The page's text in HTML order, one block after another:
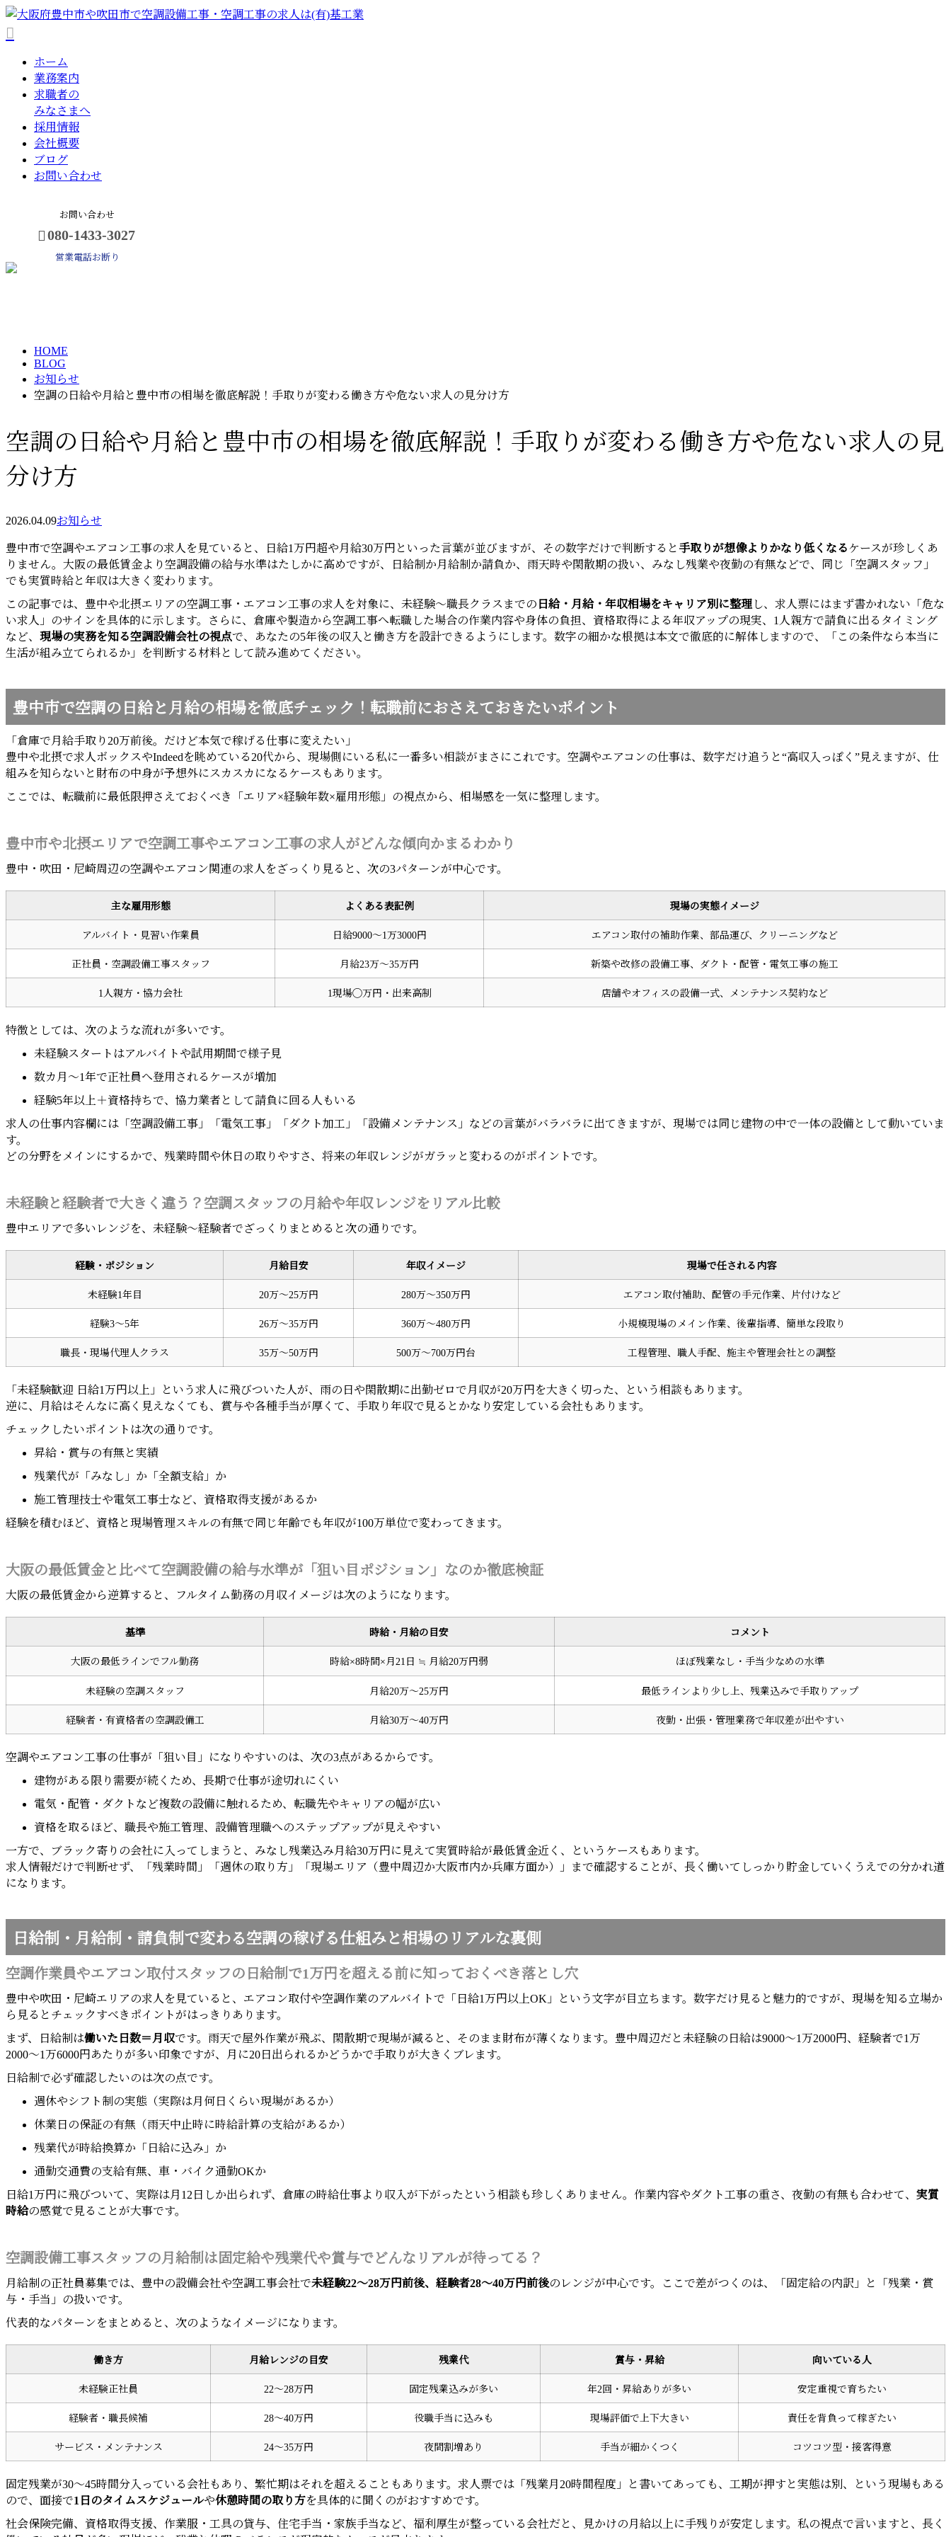
ホーム
業務案内
求職者の
みなさまへ
採用情報
会社概要
ブログ
お問い合わせ
お問い合わせ
080-1433-3027
営業電話お断り
HOME
BLOG
お知らせ
空調の日給や月給と豊中市の相場を徹底解説！手取りが変わる働き方や危ない求人の見分け方
空調の日給や月給と豊中市の相場を徹底解説！手取りが変わる働き方や危ない求人の見
分け方
2026.04.09お知らせ
豊中市で空調やエアコン工事の求人を見ていると、日給1万円超や月給30万円といった言葉が並びますが、その数字だけで判断すると 手取りが想像よりかなり低くなるケースが珍しくあ
りません。大阪の最低賃金より空調設備の給与水準はたしかに高めですが、日給制か月給制か請負か、雨天時や閑散期の扱い、みなし残業や夜勤の有無などで、同じ「空調スタッフ」
でも実質時給と年収は大きく変わります。
この記事では、豊中や北摂エリアの空調工事・エアコン工事の求人を対象に、未経験〜職長クラスまでの 日給・月給・年収相場をキャリア別に整理 し、求人票にはまず書かれない「危な
い求人」のサインを具体的に示します。さらに、倉庫や製造から空調工事へ転職した場合の作業内容や身体の負担、資格取得による年収アップの現実、1人親方で請負に出るタイミング
など、 現場の実務を知る空調設備会社の視点で、あなたの5年後の収入と働き方を設計できるようにします。数字の細かな根拠は本文で徹底的に解体しますので、「この条件なら本当に
生活が組み立てられるか」を判断する材料として読み進めてください。
豊中市で空調の日給と月給の相場を徹底チェック！転職前におさえておきたいポイント
「倉庫で月給手取り20万前後。だけど本気で稼げる仕事に変えたい」
豊中や北摂で求人ボックスやIndeedを眺めている20代から、現場側にいる私に一番多い相談がまさにこれです。空調やエアコンの仕事は、数字だけ追うと“高収入っぽく”見えますが、仕
組みを知らないと財布の中身が予想外にスカスカになるケースもあります。
ここでは、転職前に最低限押さえておくべき「エリア×経験年数×雇用形態」の視点から、相場感を一気に整理します。
豊中市や北摂エリアで空調工事やエアコン工事の求人がどんな傾向かまるわかり
豊中・吹田・尼崎周辺の空調やエアコン関連の求人をざっくり見ると、次の3パターンが中心です。
主な雇用形態 よくある表記例 現場の実態イメージ
アルバイト・見習い作業員 日給9000〜1万3000円 エアコン取付の補助作業、部品運び、クリーニングなど
正社員・空調設備工事スタッフ 月給23万〜35万円 新築や改修の設備工事、ダクト・配管・電気工事の施工
1人親方・協力会社 1現場◯万円・出来高制 店舗やオフィスの設備一式、メンテナンス契約など
特徴としては、次のような流れが多いです。
未経験スタートはアルバイトや試用期間で様子見
数カ月〜1年で正社員へ登用されるケースが増加
経験5年以上＋資格持ちで、協力業者として請負に回る人もいる
求人の仕事内容欄には「空調設備工事」「電気工事」「ダクト加工」「設備メンテナンス」などの言葉がバラバラに出てきますが、現場では同じ建物の中で一体の設備として動いていま
す。
どの分野をメインにするかで、残業時間や休日の取りやすさ、将来の年収レンジがガラッと変わるのがポイントです。
未経験と経験者で大きく違う？空調スタッフの月給や年収レンジをリアル比較
豊中エリアで多いレンジを、未経験〜経験者でざっくりまとめると次の通りです。
経験・ポジション 月給目安 年収イメージ 現場で任される内容
未経験1年目 20万〜25万円 280万〜350万円 エアコン取付補助、配管の手元作業、片付けなど
経験3〜5年 26万〜35万円 360万〜480万円 小規模現場のメイン作業、後輩指導、簡単な段取り
職長・現場代理人クラス 35万〜50万円 500万〜700万円台 工程管理、職人手配、施主や管理会社との調整
「未経験歓迎 日給1万円以上」という求人に飛びついた人が、雨の日や閑散期に出勤ゼロで月収が20万円を大きく切った、という相談もあります。
逆に、月給はそんなに高く見えなくても、賞与や各種手当が厚くて、手取り年収で見るとかなり安定している会社もあります。
チェックしたいポイントは次の通りです。
昇給・賞与の有無と実績
残業代が「みなし」か「全額支給」か
施工管理技士や電気工事士など、資格取得支援があるか
経験を積むほど、資格と現場管理スキルの有無で同じ年齢でも年収が100万単位で変わってきます。
大阪の最低賃金と比べて空調設備の給与水準が「狙い目ポジション」なのか徹底検証
大阪の最低賃金から逆算すると、フルタイム勤務の月収イメージは次のようになります。
基準 時給・月給の目安 コメント
大阪の最低ラインでフル勤務 時給×8時間×月21日 ≒ 月給20万円弱 ほぼ残業なし・手当少なめの水準
未経験の空調スタッフ 月給20万〜25万円 最低ラインより少し上、残業込みで手取りアップ
経験者・有資格者の空調設備工 月給30万〜40万円 夜勤・出張・管理業務で年収差が出やすい
空調やエアコン工事の仕事が「狙い目」になりやすいのは、次の3点があるからです。
建物がある限り需要が続くため、長期で仕事が途切れにくい
電気・配管・ダクトなど複数の設備に触れるため、転職先やキャリアの幅が広い
資格を取るほど、職長や施工管理、設備管理職へのステップアップが見えやすい
一方で、ブラック寄りの会社に入ってしまうと、みなし残業込み月給30万円に見えて実質時給が最低賃金近く、というケースもあります。
求人情報だけで判断せず、「残業時間」「週休の取り方」「現場エリア（豊中周辺か大阪市内か兵庫方面か）」まで確認することが、長く働いてしっかり貯金していくうえでの分かれ道
になります。
日給制・月給制・請負制で変わる空調の稼げる仕組みと相場のリアルな裏側
空調作業員やエアコン取付スタッフの日給制で1万円を超える前に知っておくべき落とし穴
豊中や吹田・尼崎エリアの求人を見ていると、エアコン取付や空調作業のアルバイトで「日給1万円以上OK」という文字が目立ちます。数字だけ見ると魅力的ですが、現場を知る立場か
ら見るとチェックすべきポイントがはっきりあります。
まず、日給制は働いた日数＝月収です。雨天で屋外作業が飛ぶ、閑散期で現場が減ると、そのまま財布が薄くなります。豊中周辺だと未経験の日給は9000〜1万2000円、経験者で1万
2000〜1万6000円あたりが多い印象ですが、月に20日出られるかどうかで手取りが大きくブレます。
日給制で必ず確認したいのは次の点です。
週休やシフト制の実態（実際は月何日くらい現場があるか）
休業日の保証の有無（雨天中止時に時給計算の支給があるか）
残業代が時給換算か「日給に込み」か
通勤交通費の支給有無、車・バイク通勤OKか
日給1万円に飛びついて、実際は月12日しか出られず、倉庫の時給仕事より収入が下がったという相談も珍しくありません。作業内容やダクト工事の重さ、夜勤の有無も合わせて、 実質
時給の感覚で見ることが大事です。
空調設備工事スタッフの月給制は固定給や残業代や賞与でどんなリアルが待ってる？
月給制の正社員募集では、豊中の設備会社や空調工事会社で未経験22〜28万円前後、経験者28〜40万円前後のレンジが中心です。ここで差がつくのは、「固定給の内訳」と「残業・賞
与・手当」の扱いです。
代表的なパターンをまとめると、次のようなイメージになります。
働き方 月給レンジの目安 残業代 賞与・昇給 向いている人
未経験正社員 22〜28万円 固定残業込みが多い 年2回・昇給ありが多い 安定重視で育ちたい
経験者・職長候補 28〜40万円 役職手当に込みも 現場評価で上下大きい 責任を背負って稼ぎたい
サービス・メンテナンス 24〜35万円 夜間割増あり 手当が細かくつく コツコツ型・接客得意
固定残業が30〜45時間分入っている会社もあり、繁忙期はそれを超えることもあります。求人票では「残業月20時間程度」と書いてあっても、工期が押すと実態は別、という現場もある
ので、面接で1日のタイムスケジュールや休憩時間の取り方を具体的に聞くのがおすすめです。
社会保険完備、資格取得支援、作業服・工具の貸与、住宅手当・家族手当など、福利厚生が整っている会社だと、見かけの月給以上に手残りが安定します。私の視点で言いますと、長く